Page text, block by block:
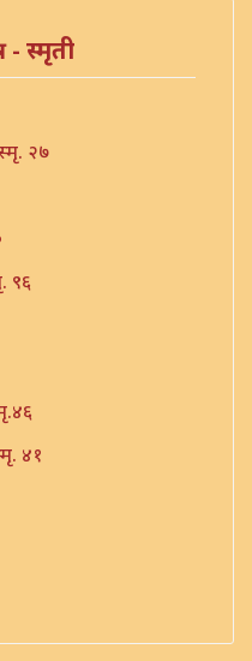
- स्मृती
२७
९६
४१